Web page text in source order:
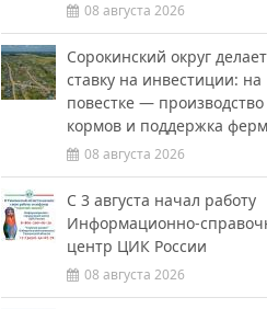
08 августа 2026
Сорокинский округ делает
ставку на инвестиции: на
повестке — производство
кормов и поддержка
08 августа 2026
С 3 августа начал работу
Информационно-
центр ЦИК России
08 августа 2026